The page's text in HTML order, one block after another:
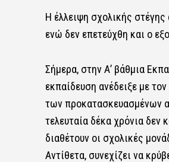
Η έλλειψη σχολικής
ενώ δεν επετεύχθη και ο
Σήμερα, στην Α’ βάθμια
εκπαίδευση ανέδειξε με
των προκατασκευασμένων
τελευταία δέκα χρόνια
διαθέτουν οι σχολικές
Αντίθετα, συνεχίζει να